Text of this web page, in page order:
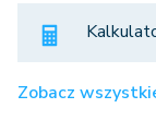
Zobacz